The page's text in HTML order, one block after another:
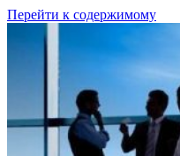
Перейти к содержимому